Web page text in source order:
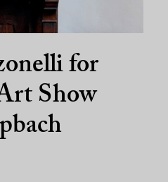
for
Show